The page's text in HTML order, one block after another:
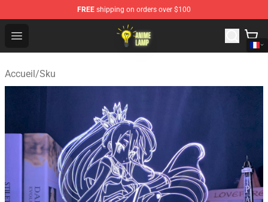
FREE shipping on orders over $100
Open menu
Anime Lamp Shop - The Best Store of Anime Lamp
Accueil/Sku